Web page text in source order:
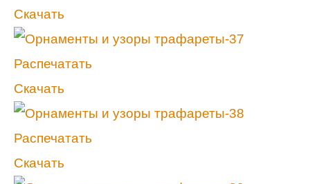
Скачать
Распечатать
Скачать
Распечатать
Скачать